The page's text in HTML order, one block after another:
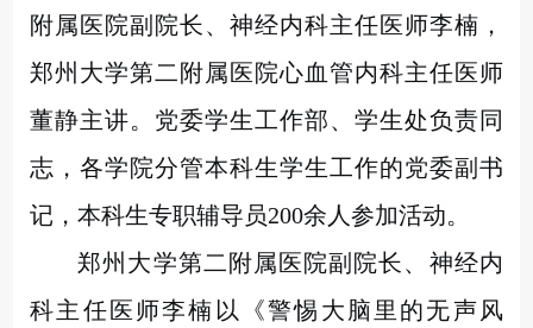
附属医院副院长、神经内科主任医师李楠，
郑州大学第二附属医院心血管内科主任医师
董静主讲。党委学生工作部、学生处负责同
志，各学院分管本科生学生工作的党委副书
记，本科生专职辅导员200余人参加活动。
郑州大学第二附属医院副院长、神经内
科主任医师李楠以《警惕大脑里的无声风